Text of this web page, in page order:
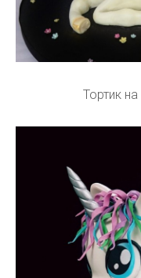
Тортик